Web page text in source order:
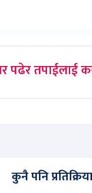
पढेर तपाईलाई
कुनै पनि